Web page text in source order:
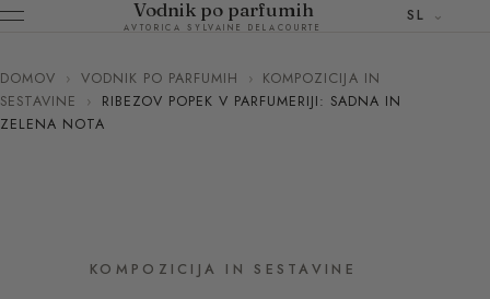
Vodnik po parfumih
AVTORICA SYLVAINE DELACOURTE
SL
DOMOV › VODNIK PO PARFUMIH › KOMPOZICIJA IN
SESTAVINE
›
RIBEZOV POPEK V PARFUMERIJI: SADNA IN
ZELENA NOTA
KOMPOZICIJA IN SESTAVINE